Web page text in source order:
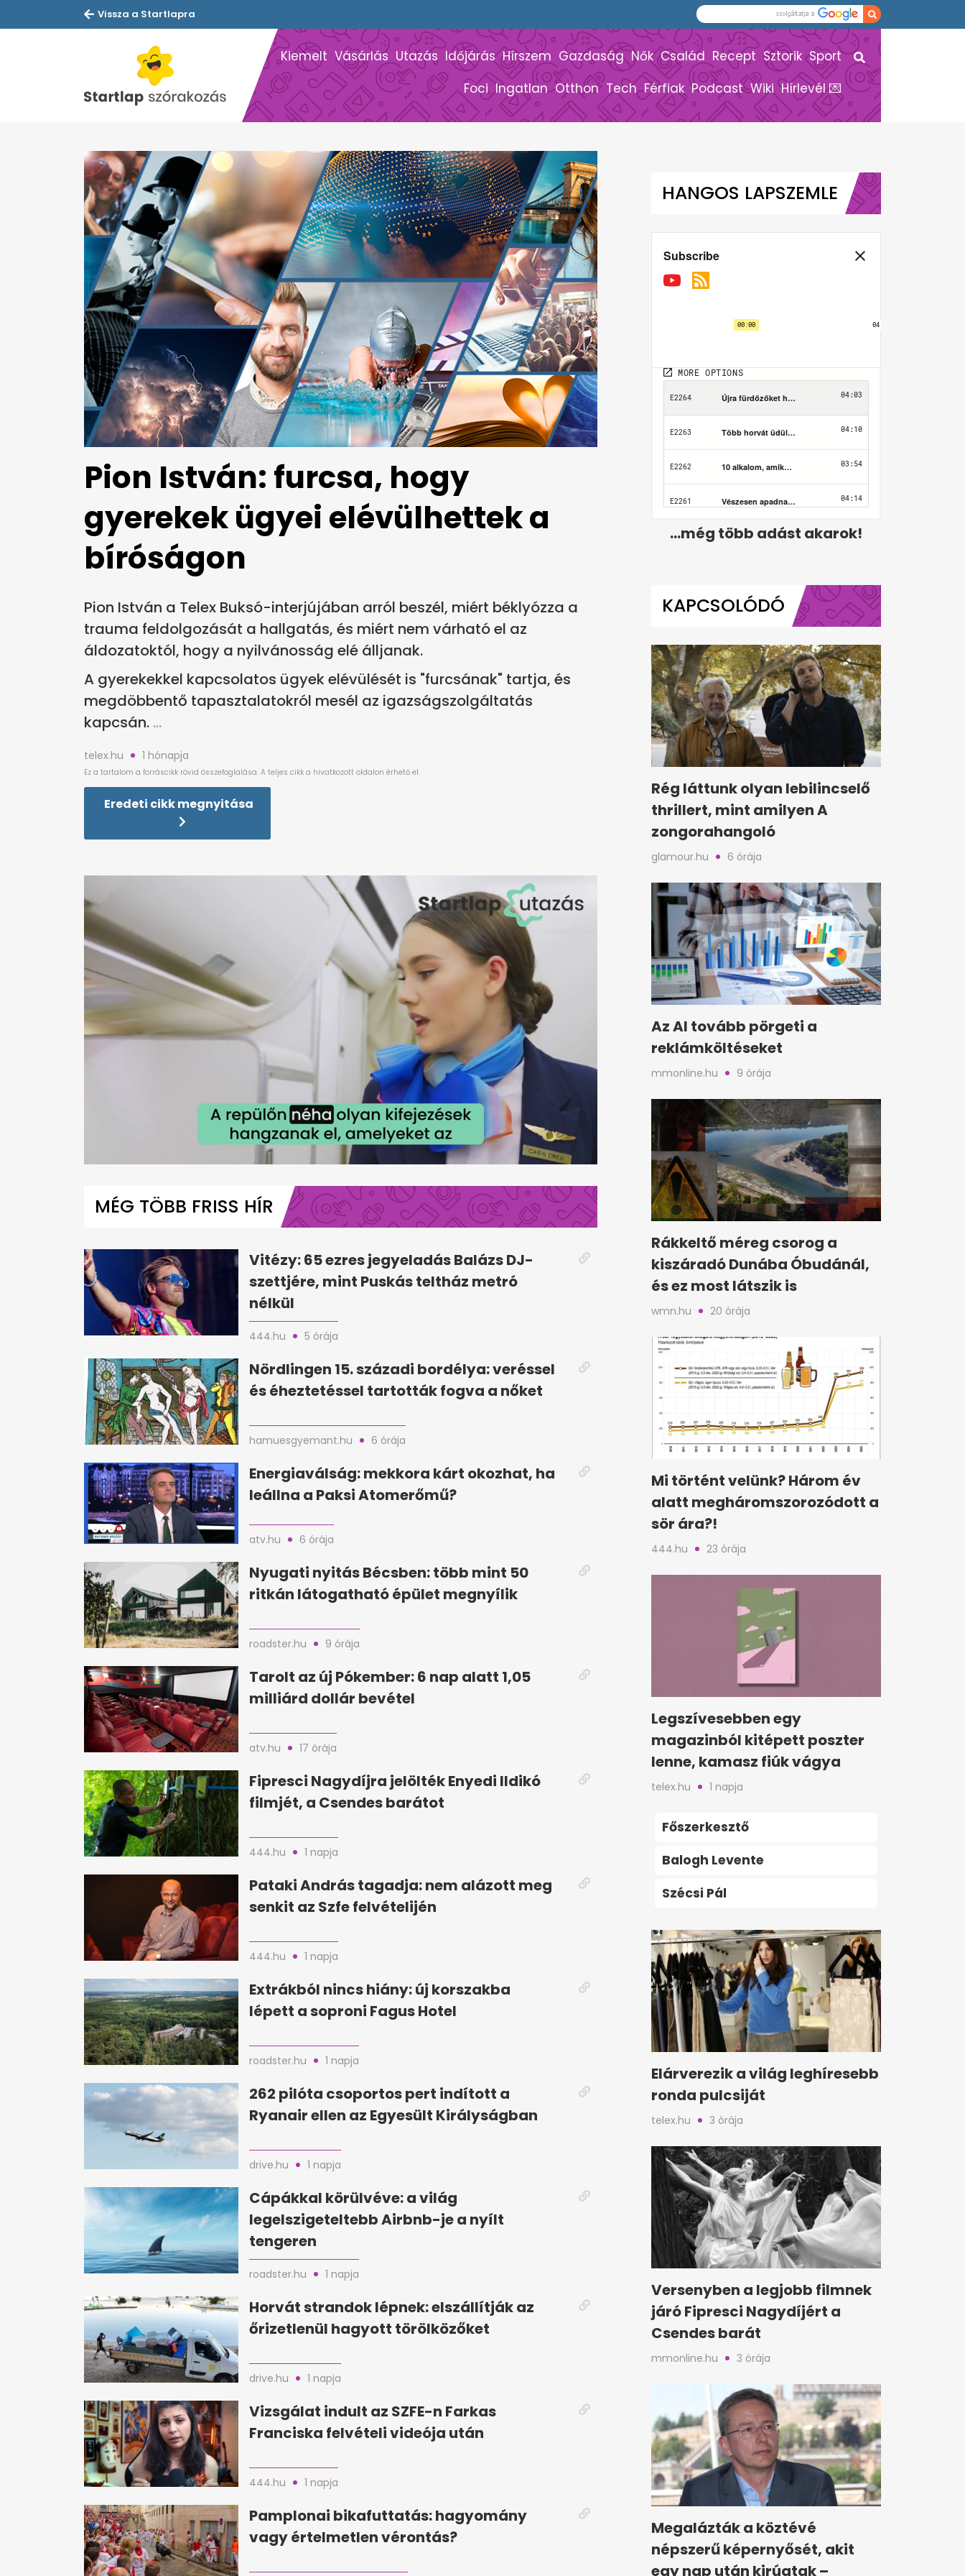
Vissza a Startlapra
Kiemelt Vásárlás Utazás Időjárás Hírszem Gazdaság Nők Család Recept Sztorik Sport
Foci Ingatlan Otthon Tech Férfiak Podcast Wiki Hírlevél 💌
Pion István: furcsa, hogy
gyerekek ügyei elévülhettek a
bíróságon
Pion István a Telex Buksó-interjújában arról beszél, miért béklyózza a
trauma feldolgozását a hallgatás, és miért nem várható el az
áldozatoktól, hogy a nyilvánosság elé álljanak.
A gyerekekkel kapcsolatos ügyek elévülését is "furcsának" tartja, és
megdöbbentő tapasztalatokról mesél az igazságszolgáltatás
kapcsán.
telex.hu 1 hónapja
Eredeti cikk megnyitása
minute,
0%
MÉG TÖBB FRISS HÍR
Vitézy: 65 ezres jegyeladás Balázs DJ-
szettjére, mint Puskás teltház metró
nélkül
444.hu 5 órája
Nördlingen 15. századi bordélya: veréssel
és éheztetéssel tartották fogva a nőket
hamuesgyemant.hu 6 órája
Energiaválság: mekkora kárt okozhat, ha
leállna a Paksi Atomerőmű?
atv.hu 6 órája
Nyugati nyitás Bécsben: több mint 50
ritkán látogatható épület megnyílik
roadster.hu 9 órája
Tarolt az új Pókember: 6 nap alatt 1,05
milliárd dollár bevétel
atv.hu 17 órája
Fipresci Nagydíjra jelölték Enyedi Ildikó
filmjét, a Csendes barátot
444.hu 1 napja
Pataki András tagadja: nem alázott meg
senkit az Szfe felvételijén
444.hu 1 napja
Extrákból nincs hiány: új korszakba
lépett a soproni Fagus Hotel
roadster.hu 1 napja
262 pilóta csoportos pert indított a
Ryanair ellen az Egyesült Királyságban
drive.hu 1 napja
Cápákkal körülvéve: a világ
legelszigeteltebb Airbnb-je a nyílt
tengeren
roadster.hu 1 napja
Horvát strandok lépnek: elszállítják az
őrizetlenül hagyott törölközőket
drive.hu 1 napja
Vizsgálat indult az SZFE-n Farkas
Franciska felvételi videója után
444.hu 1 napja
Pamplonai bikafuttatás: hagyomány
vagy értelmetlen vérontás?
HANGOS LAPSZEMLE
...még több adást akarok!
KAPCSOLÓDÓ
Rég láttunk olyan lebilincselő
thrillert, mint amilyen A
zongorahangoló
glamour.hu 6 órája
Az AI tovább pörgeti a
reklámköltéseket
mmonline.hu 9 órája
Rákkeltő méreg csorog a
kiszáradó Dunába Óbudánál,
és ez most látszik is
wmn.hu 20 órája
Mi történt velünk? Három év
alatt megháromszorozódott a
sör ára?!
444.hu 23 órája
Legszívesebben egy
magazinból kitépett poszter
lenne, kamasz fiúk vágya
telex.hu 1 napja
Főszerkesztő
Balogh Levente
Szécsi Pál
Elárverezik a világ leghíresebb
ronda pulcsiját
telex.hu 3 órája
Versenyben a legjobb filmnek
járó Fipresci Nagydíjért a
Csendes barát
mmonline.hu 3 órája
Megalázták a köztévé
népszerű képernyősét, akit
egy nap után kirúgtak –